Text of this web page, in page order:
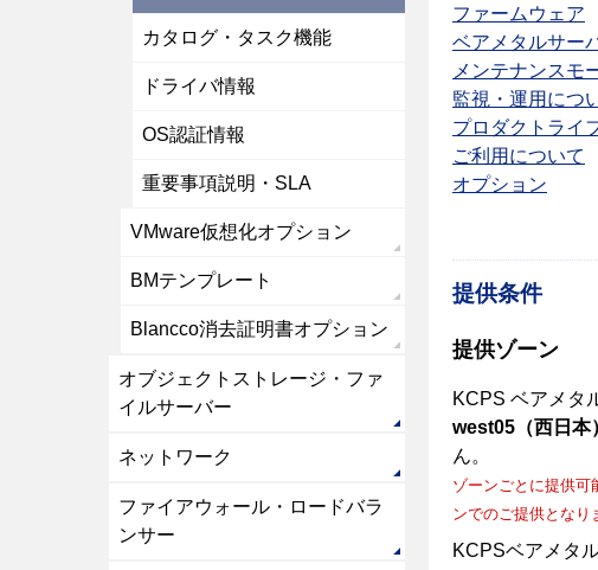
ファームウェア
ベアメタルサー
メンテナンスモ
監視・運用につ
プロダクトライ
ご利用について
オプション
提供条件
提供ゾーン
KCPS ベアメタ
west05（西日本
ん。
ゾーンごとに提供可
ンでのご提供となり
KCPSベアメタ
カタログ・タスク機能
ドライバ情報
OS認証情報
重要事項説明・SLA
VMware仮想化オプション
BMテンプレート
Blancco消去証明書オプション
オブジェクトストレージ・ファ
イルサーバー
ネットワーク
ファイアウォール・ロードバラ
ンサー